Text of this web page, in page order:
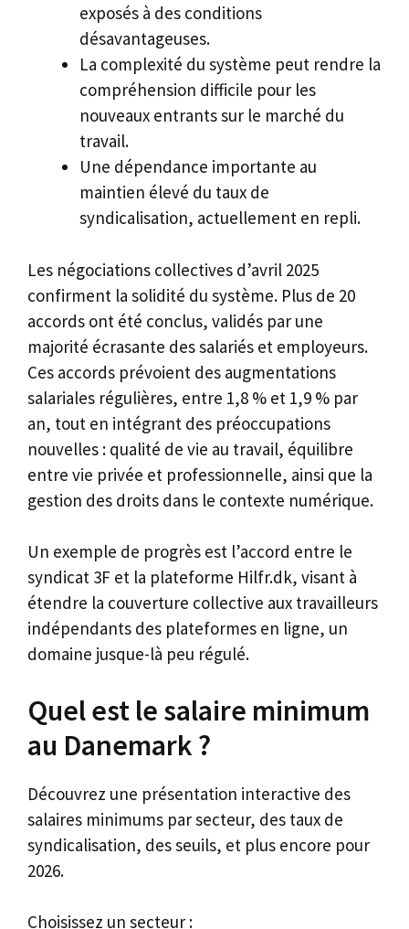
exposés à des conditions
désavantageuses.
La complexité du système peut rendre la
compréhension difficile pour les
nouveaux entrants sur le marché du
travail.
Une dépendance importante au
maintien élevé du taux de
syndicalisation, actuellement en repli.
Les négociations collectives d’avril 2025
confirment la solidité du système. Plus de 20
accords ont été conclus, validés par une
majorité écrasante des salariés et employeurs.
Ces accords prévoient des augmentations
salariales régulières, entre 1,8 % et 1,9 % par
an, tout en intégrant des préoccupations
nouvelles : qualité de vie au travail, équilibre
entre vie privée et professionnelle, ainsi que la
gestion des droits dans le contexte numérique.
Un exemple de progrès est l’accord entre le
syndicat 3F et la plateforme Hilfr.dk, visant à
étendre la couverture collective aux travailleurs
indépendants des plateformes en ligne, un
domaine jusque-là peu régulé.
Quel est le salaire minimum
au Danemark ?
Découvrez une présentation interactive des
salaires minimums par secteur, des taux de
syndicalisation, des seuils, et plus encore pour
2026.
Choisissez un secteur :